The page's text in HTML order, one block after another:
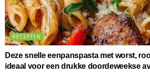
RECEPTEN
Deze snelle eenpanspasta met worst,
ideaal voor een drukke doordeweekse